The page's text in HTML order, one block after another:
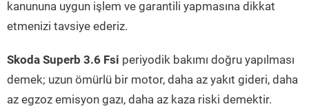
kanununa uygun işlem ve garantili yapmasına dikkat
etmenizi tavsiye ederiz.
Skoda Superb 3.6 Fsi periyodik bakımı doğru yapılması
demek; uzun ömürlü bir motor, daha az yakıt gideri, daha
az egzoz emisyon gazı, daha az kaza riski demektir.